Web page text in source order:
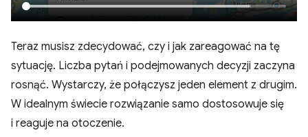
Teraz musisz zdecydować, czy i jak zareagować na tę
sytuację. Liczba pytań i podejmowanych decyzji zaczyna
rosnąć. Wystarczy, że połączysz jeden element z drugim.
W idealnym świecie rozwiązanie samo dostosowuje się
i reaguje na otoczenie.